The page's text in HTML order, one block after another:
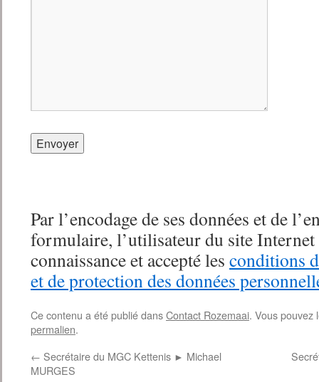
Par l’encodage de ses données et de
formulaire, l’utilisateur du site
connaissance et accepté les conditions
et de protection des données
Ce contenu a été publié dansContact Rozemaai. Vous
permalien.
← Secrétaire du MGC Kettenis ► Michael
MURGES